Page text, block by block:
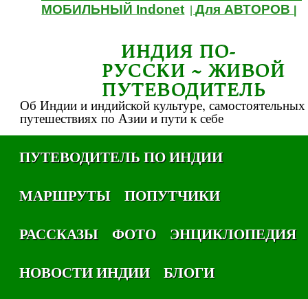
МОБИЛЬНЫЙ Indonet |Для АВТОРОВ
ИНДИЯ ПО-
РУССКИ ~ ЖИВОЙ
ПУТЕВОДИТЕЛЬ
Об Индии и индийской культуре, самостоятельных
путешествиях по Азии и пути к себе
ПУТЕВОДИТЕЛЬ ПО ИНДИИ
МАРШРУТЫ
ПОПУТЧИКИ
РАССКАЗЫ
ФОТО
ЭНЦИКЛОПЕДИЯ
НОВОСТИ ИНДИИ
БЛОГИ